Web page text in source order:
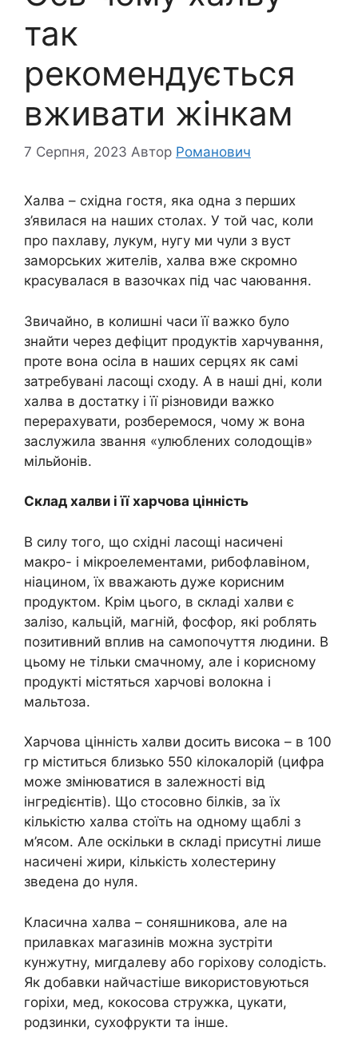
так
рекомендується
вживати жінкам
7 Серпня, 2023 Автор Романович
Халва – східна гостя, яка одна з перших
з’явилася на наших столах. У той час, коли
про пахлаву, лукум, нугу ми чули з вуст
заморських жителів, халва вже скромно
красувалася в вазочках під час чаювання.
Звичайно, в колишні часи її важко було
знайти через дефіцит продуктів харчування,
проте вона осіла в наших серцях як самі
затребувані ласощі сходу. А в наші дні, коли
халва в достатку і її різновиди важко
перерахувати, розберемося, чому ж вона
заслужила звання «улюблених солодощів»
мільйонів.
Склад халви і її харчова цінність
В силу того, що східні ласощі насичені
макро- і мікроелементами, рибофлавіном,
ніацином, їх вважають дуже корисним
продуктом. Крім цього, в складі халви є
залізо, кальцій, магній, фосфор, які роблять
позитивний вплив на самопочуття людини. В
цьому не тільки смачному, але і корисному
продукті містяться харчові волокна і
мальтоза.
Харчова цінність халви досить висока – в 100
гр міститься близько 550 кілокалорій (цифра
може змінюватися в залежності від
інгредієнтів). Що стосовно білків, за їх
кількістю халва стоїть на одному щаблі з
м’ясом. Але оскільки в складі присутні лише
насичені жири, кількість холестерину
зведена до нуля.
Класична халва – соняшникова, але на
прилавках магазинів можна зустріти
кунжутну, мигдалеву або горіхову солодість.
Як добавки найчастіше використовуються
горіхи, мед, кокосова стружка, цукати,
родзинки, сухофрукти та інше.